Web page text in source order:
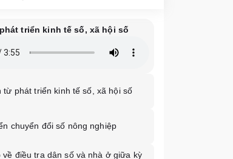
triển kinh tế số, xã hội số
từ phát triển kinh tế số, xã hội số
chuyển đổi số nông nghiệp
về điều tra dân số và nhà ở giữa kỳ